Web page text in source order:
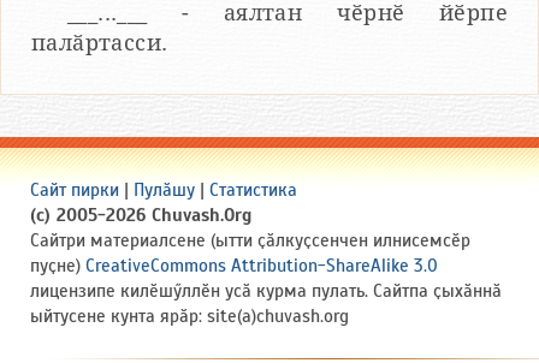
___...___ - аялтан чӗрнӗ йӗрпе
палӑртасси.
Сайт пирки | Пулӑшу | Статистика
(c) 2005-2026 Chuvash.Org
Сайтри материалсене (ытти ҫӑлкуҫсенчен илнисемсӗр
пуҫне) CreativeCommons Attribution-ShareAlike 3.0
лицензипе килӗшӳллӗн усӑ курма пулать. Сайтпа ҫыхӑннӑ
ыйтусене кунта ярӑр: site(a)chuvash.org